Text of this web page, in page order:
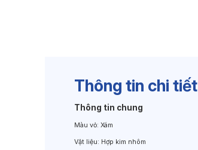
Thông tin chi tiết
Thông tin chung
Màu vỏ: Xám
Vật liệu: Hợp kim nhôm